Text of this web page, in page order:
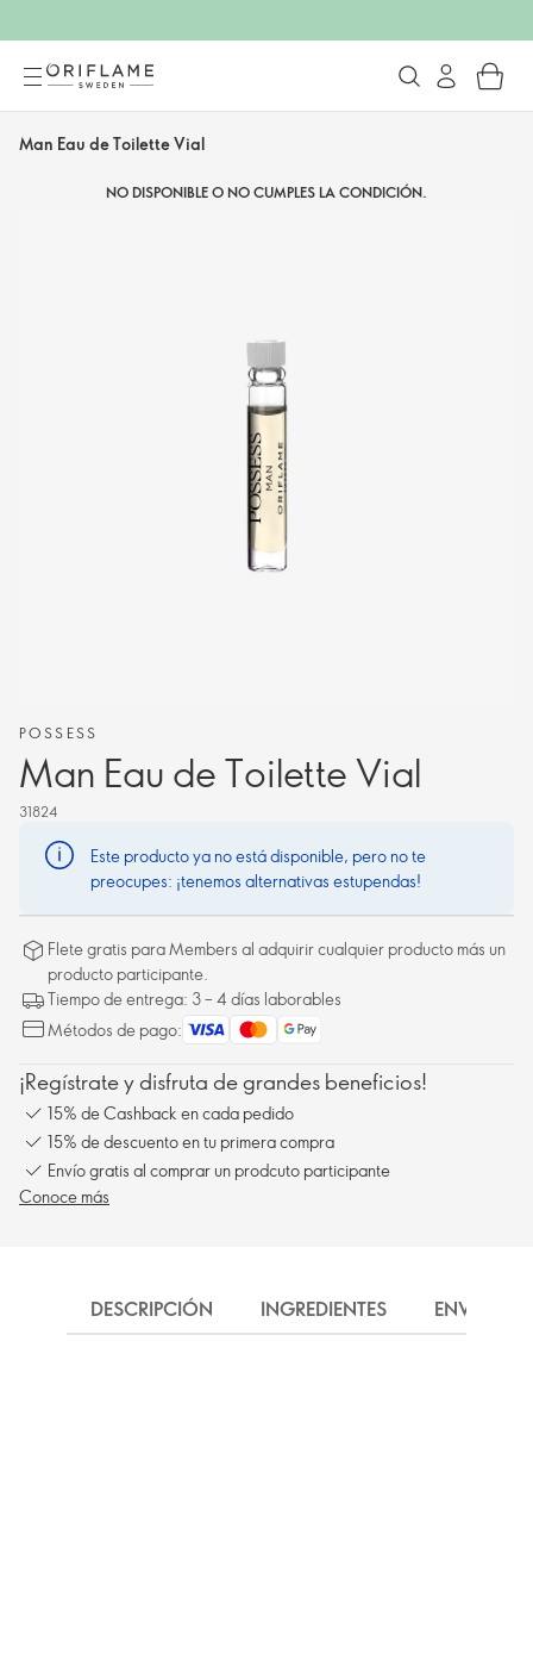
Man Eau de Toilette Vial
NO DISPONIBLE O NO CUMPLES LA CONDICIÓN.
POSSESS
Man Eau de Toilette Vial
31824
Este producto ya no está disponible, pero no te
preocupes: ¡tenemos alternativas estupendas!
Flete gratis para Members al adquirir cualquier producto más un
producto participante.
Tiempo de entrega: 3 – 4 días laborables
Métodos de pago:
¡Regístrate y disfruta de grandes beneficios!
15% de Cashback en cada pedido
15% de descuento en tu primera compra
Envío gratis al comprar un prodcuto participante
Conoce más
DESCRIPCIÓN INGREDIENTES ENVÍO